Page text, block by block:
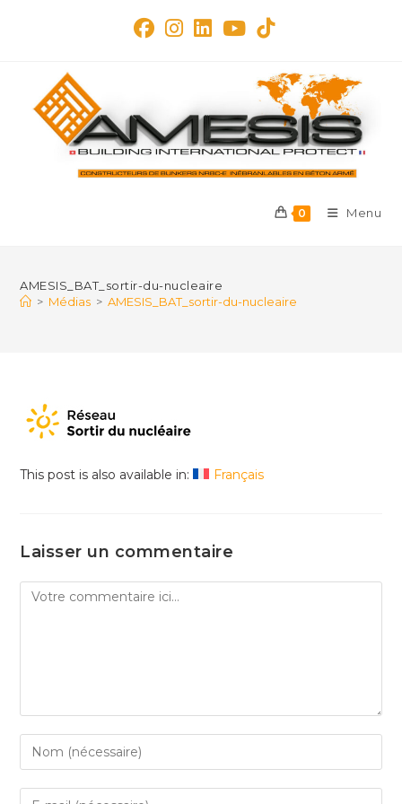
0 Menu
AMESIS_BAT_sortir-du-nucleaire
> Médias > AMESIS_BAT_sortir-du-nucleaire
This post is also available in: Français
Laisser un commentaire
Comment
Enter
your
name
Enter